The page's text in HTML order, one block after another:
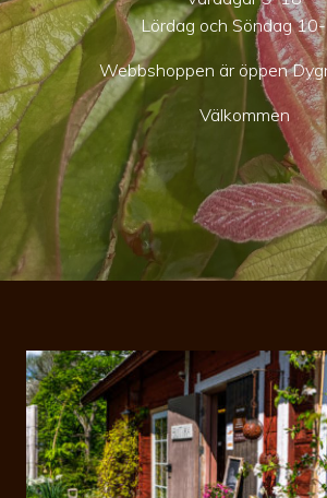
Lördag och Söndag
Webbshoppen är öppen
Välkommen